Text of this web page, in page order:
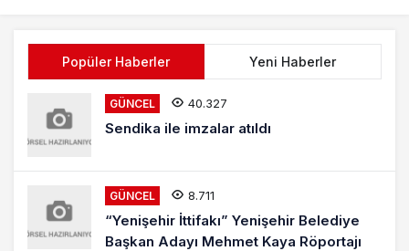
Popüler Haberler Yeni Haberler
GÜNCEL 40.327
Sendika ile imzalar atıldı
GÜNCEL 8.711
“Yenişehir İttifakı” Yenişehir Belediye
Başkan Adayı Mehmet Kaya Röportajı